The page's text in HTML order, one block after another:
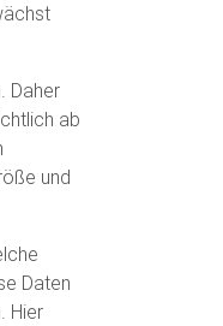
Daher
ab
und
Daten
Hier